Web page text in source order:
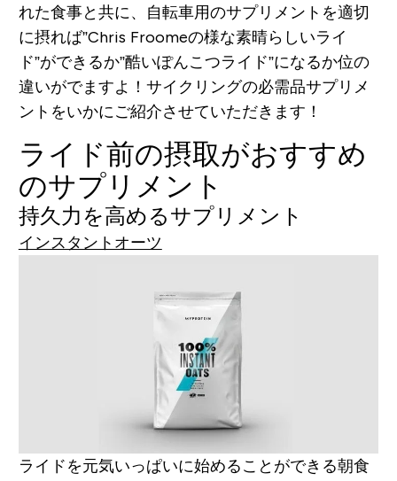
れた食事と共に、自転車用のサプリメントを適切
に摂れば”Chris Froomeの様な素晴らしいライ
ド”ができるか”酷いぽんこつライド”になるか位の
違いがでますよ！サイクリングの必需品サプリメ
ントをいかにご紹介させていただきます！
ライド前の摂取がおすすめ
のサプリメント
持久力を高めるサプリメント
インスタントオーツ
ライドを元気いっぱいに始めることができる朝食